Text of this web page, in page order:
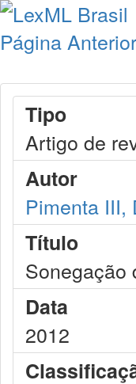
Página Anterior
Tipo
Artigo de
Autor
Pimenta III,
Título
Sonegação
Data
2012